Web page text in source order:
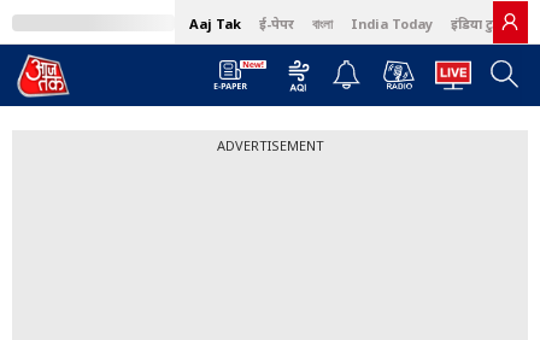
Aaj Tak ई-पेपर বাংলা India Today इंडिया टुडे हिंदी
ADVERTISEMENT